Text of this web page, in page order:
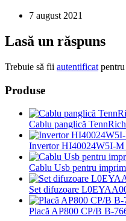
7 august 2021
Lasă un răspuns
Trebuie să fii autentificat
Produse
Cablu panglică
Invertor HI40024W5I-M
Cablu Usb pentru
Set difuzoare
Placă AP800 CP/B B-